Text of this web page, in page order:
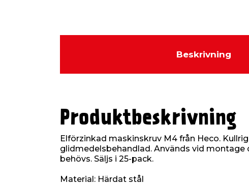
Beskrivning
Produktbeskrivning
Elförzinkad maskinskruv M4 från Heco.
glidmedelsbehandlad. Används vid
behövs. Säljs i 25-pack.
Material: Härdat stål